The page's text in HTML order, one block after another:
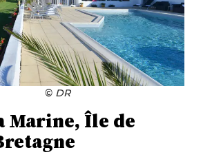
© DR
Marine, Île de